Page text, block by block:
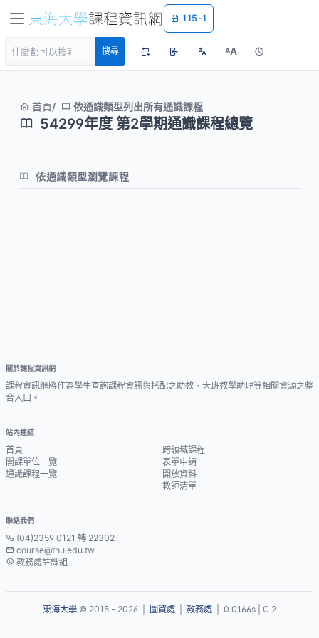
115-1
搜尋 AA
首頁 依通識類型列出所有通識課程
54299年度 第2學期通識課程總覽
依通識類型瀏覽課程
關於課程資訊網
課程資訊網將作為學生查詢課程資訊與搭配之助教、大班教學助理等相關資源之整
合入口。
站內連結
首頁
開課單位一覽
通識課程一覽
跨領域課程
表單申請
開放資料
教師清單
聯絡我們
(04)2359 0121 轉 22302
course@thu.edu.tw
教務處註課組
東海大學 © 2015 - 2026 | 圖資處 教務處 | 0.0166s | C 2